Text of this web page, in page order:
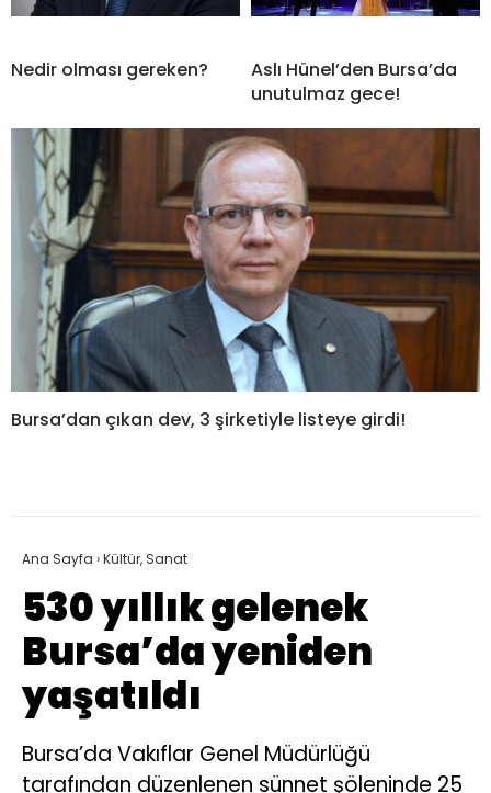
Nedir olması gereken?
Aslı Hünel’den Bursa’da
unutulmaz gece!
Bursa’dan çıkan dev, 3 şirketiyle listeye girdi!
Ana Sayfa ›Kültür, Sanat
530 yıllık gelenek
Bursa’da yeniden
yaşatıldı
Bursa’da Vakıflar Genel Müdürlüğü
tarafından düzenlenen sünnet şöleninde 25